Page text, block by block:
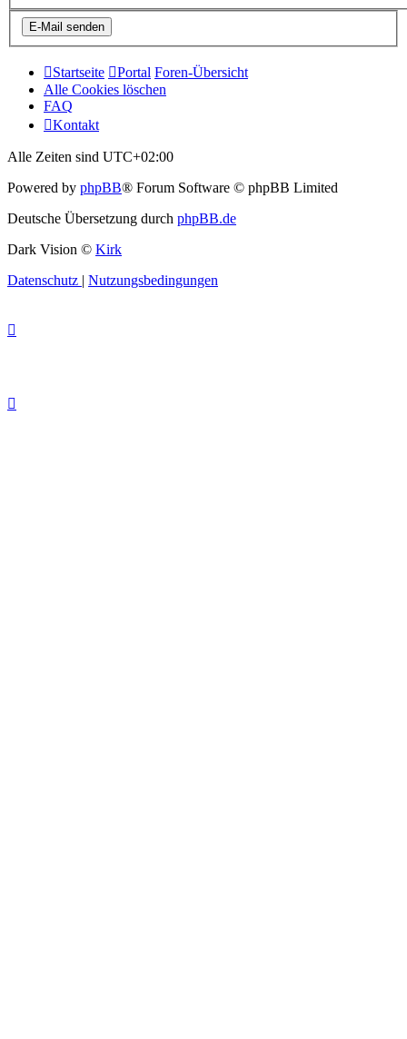
Startseite Portal Foren-Übersicht
Alle Cookies löschen
FAQ
Kontakt
Alle Zeiten sind UTC+02:00
Powered by phpBB® Forum Software © phpBB Limited
Deutsche Übersetzung durch phpBB.de
Dark Vision © Kirk
Datenschutz | Nutzungsbedingungen